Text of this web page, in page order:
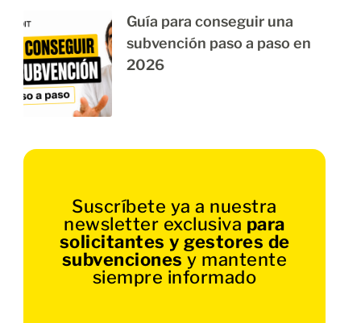
Guía para conseguir una
subvención paso a paso en
2026
Suscríbete ya a nuestra
newsletter exclusiva para
solicitantes y gestores de
subvenciones y mantente
siempre informado